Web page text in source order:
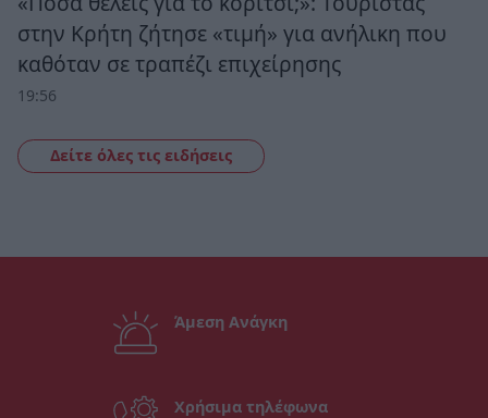
στην Κρήτη ζήτησε «τιμή» για ανήλικη που
καθόταν σε τραπέζι επιχείρησης
19:56
Δείτε όλες τις ειδήσεις
Άμεση Ανάγκη
Χρήσιμα τηλέφωνα